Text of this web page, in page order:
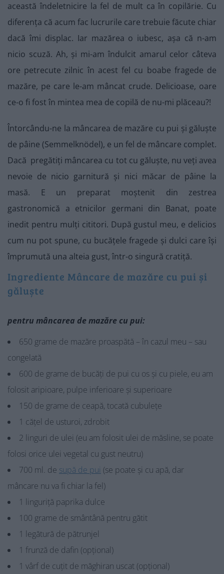
această îndeletnicire la fel de mult ca în copilărie. Cu
diferența că acum fac lucrurile care trebuie făcute chiar
dacă îmi displac. Iar mazărea o iubesc, așa că n-am
nicio scuză. Ah, și mi-am îndulcit amarul celor câteva
ore petrecute zilnic în acest fel cu boabe fragede de
mazăre, pe care le-am mâncat crude. Delicioase, oare
ce-o fi fost în mintea mea de copilă de nu-mi plăceau?!
Întorcându-ne la mâncarea de mazăre cu pui și găluște
de pâine (Semmelknödel), e un fel de mâncare complet.
Dacă pregătiți mâncarea cu tot cu găluște, nu veți avea
nevoie de nicio garnitură și nici măcar de pâine la
masă. E un preparat moștenit din zestrea
gastronomică a etnicilor germani din Banat, poate
inedit pentru mulți cititori. După gustul meu, e delicios
cum nu pot spune, cu bucățele fragede și dulci care își
împrumută una alteia gust, într-o singură cratiță.
Ingrediente Mâncare de mazăre cu pui și
găluște
pentru mâncarea de mazăre cu pui:
650 grame de mazăre proaspătă – în cazul meu – sau
congelată
600 de grame de bucăți de pui cu os și cu piele, eu am
folosit aripioare, pulpe inferioare și superioare
150 de grame de ceapă, tocată cubulețe
1 cățel de usturoi, zdrobit
2 linguri de ulei (eu am folosit ulei de măsline, se poate
folosi orice ulei vegetal cu gust neutru)
700 ml. de supă de pui (se poate și cu apă, dar
mâncare nu va fi chiar la fel)
1 linguriță paprika dulce
100 grame de smântână pentru gătit
1 legătură de pătrunjel
1 frunză de dafin (opțional)
1 vârf de cuțit de măghiran uscat (opțional)